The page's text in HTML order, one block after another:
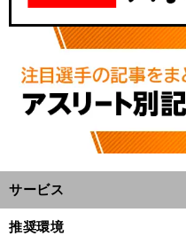
サービス
推奨環境